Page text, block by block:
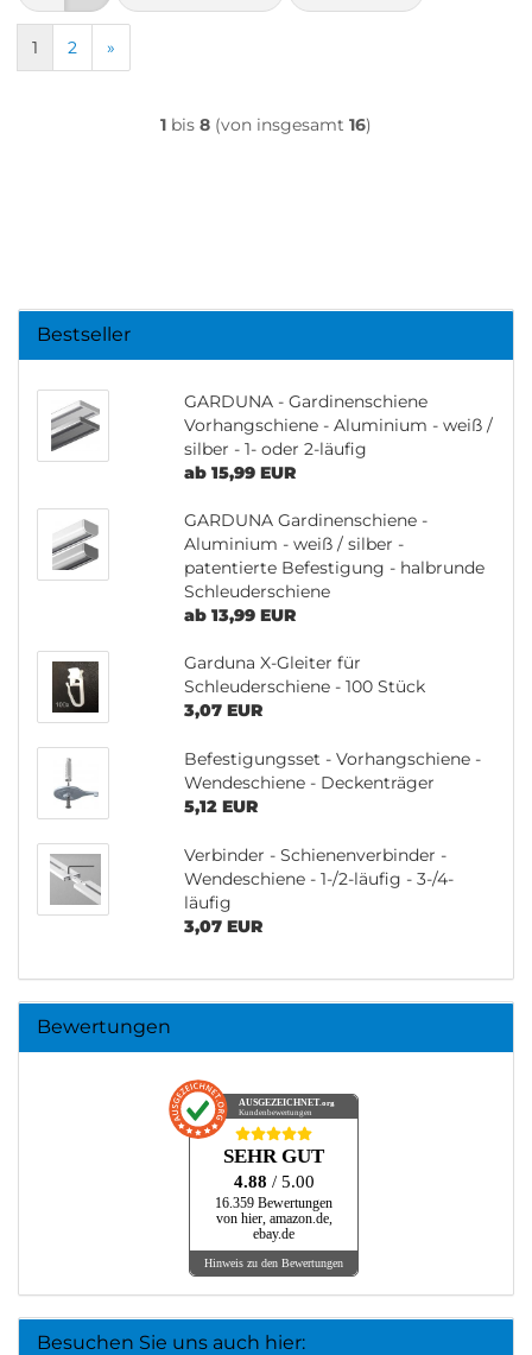
1 2 »
1 bis 8 (von insgesamt 16)
Bestseller
GARDUNA - Gardinenschiene
Vorhangschiene - Aluminium - weiß /
silber - 1- oder 2-läufig
ab 15,99 EUR
GARDUNA Gardinenschiene -
Aluminium - weiß / silber -
patentierte Befestigung - halbrunde
Schleuderschiene
ab 13,99 EUR
Garduna X-Gleiter für
Schleuderschiene - 100 Stück
3,07 EUR
Befestigungsset - Vorhangschiene -
Wendeschiene - Deckenträger
5,12 EUR
Verbinder - Schienenverbinder -
Wendeschiene - 1-/2-läufig - 3-/4-
läufig
3,07 EUR
Bewertungen
AUSGEZEICHNET.org
Kundenbewertungen
SEHR GUT
4.88 / 5.00
16.359 Bewertungen
von hier, amazon.de,
ebay.de
Hinweis zu den Bewertungen
Besuchen Sie uns auch hier: